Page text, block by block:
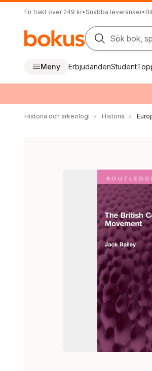
Fri frakt över 249 kr• Snabba leveranser•
Sök bok,
Meny ErbjudandenStudent
Historia och arkeologi Historia